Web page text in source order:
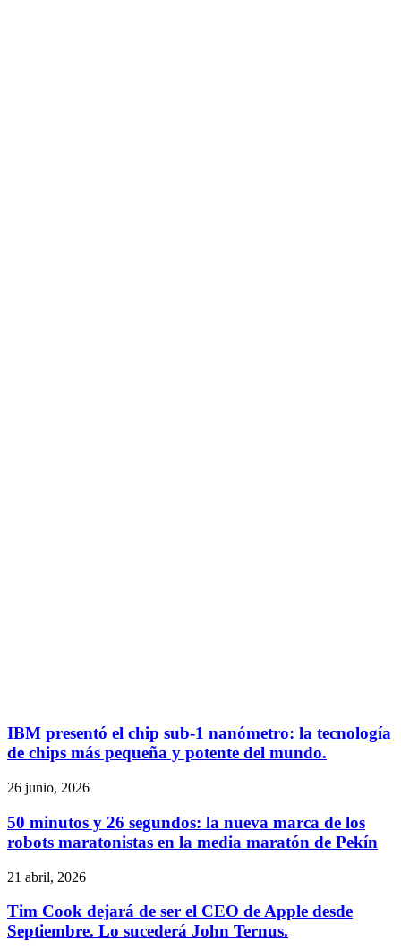
IBM presentó el chip sub-1 nanómetro: la tecnología
de chips más pequeña y potente del mundo.
26 junio, 2026
50 minutos y 26 segundos: la nueva marca de los
robots maratonistas en la media maratón de Pekín
21 abril, 2026
Tim Cook dejará de ser el CEO de Apple desde
Septiembre. Lo sucederá John Ternus.